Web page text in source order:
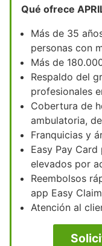
Qué ofrece
Más de 35
personas con
Más de
Respaldo del
profesionales
Cobertura de
ambulatoria,
Franquicias y
Easy Pay
elevados por
Reembolsos
app Easy Claim
Atención al